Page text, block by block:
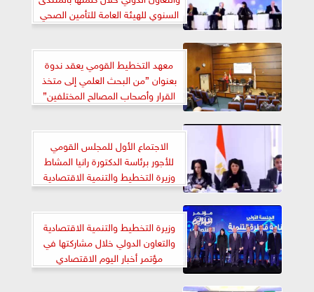
السنوي للهيئة العامة للتأمين الصحي
الشامل
معهد التخطيط القومي يعقد ندوة
بعنوان ”من البحث العلمي إلى متخذ
القرار وأصحاب المصالح المختلفين”
الاجتماع الأول للمجلس القومي
للأجور برئاسة الدكتورة رانيا المشاط
وزيرة التخطيط والتنمية الاقتصادية
والتعاون الدولي
وزيرة التخطيط والتنمية الاقتصادية
والتعاون الدولي خلال مشاركتها في
مؤتمر أخبار اليوم الاقتصادي